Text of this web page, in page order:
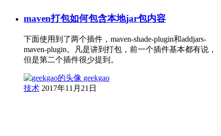
maven打包如何包含本地jar包内容
下面使用到了两个插件，maven-shade-plugin和addjars-
maven-plugin。凡是讲到打包，前一个插件基本都有说，
但是第二个插件很少提到。
geekgao
技术 2017年11月21日